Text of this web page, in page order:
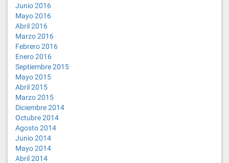
Junio 2016
Mayo 2016
Abril 2016
Marzo 2016
Febrero 2016
Enero 2016
Septiembre 2015
Mayo 2015
Abril 2015
Marzo 2015
Diciembre 2014
Octubre 2014
Agosto 2014
Junio 2014
Mayo 2014
Abril 2014